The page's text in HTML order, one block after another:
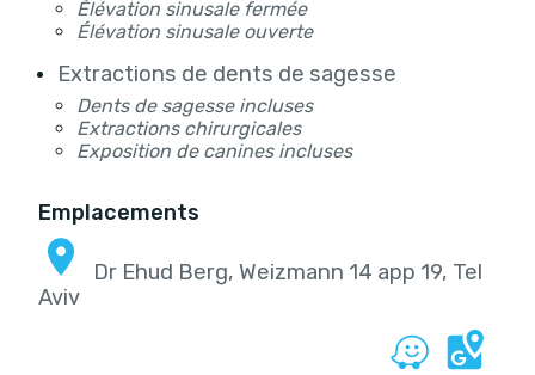
Élévation sinusale fermée
Élévation sinusale ouverte
Extractions de dents de sagesse
Dents de sagesse incluses
Extractions chirurgicales
Exposition de canines incluses
Emplacements
Dr Ehud Berg, Weizmann 14 app 19, Tel
Aviv